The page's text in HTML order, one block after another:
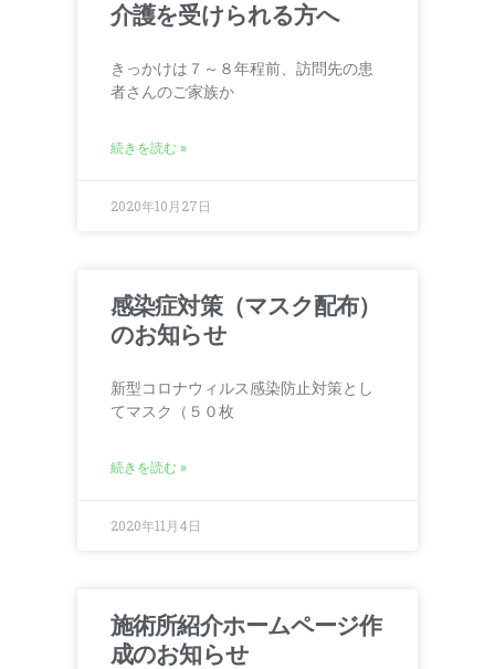
介護を受けられる方へ
きっかけは７～８年程前、訪問先の患
者さんのご家族か
続きを読む »
2020年10月27日
感染症対策（マスク配布）
のお知らせ
新型コロナウィルス感染防止対策とし
てマスク（５０枚
続きを読む »
2020年11月4日
施術所紹介ホームページ作
成のお知らせ